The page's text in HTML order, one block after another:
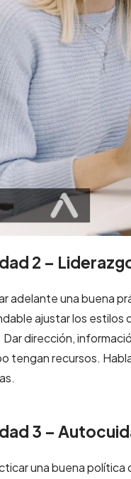
2 –
adelante una buena
ajustar los estilos
Dar dirección,
tengan recursos.
3 –
una buena